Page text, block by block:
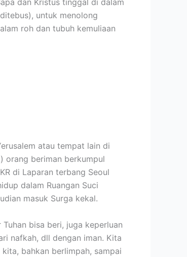
untuk menolong
roh dan tubuh kemuliaan
atau tempat lain di
orang beriman berkumpul
di Laparan terbang Seoul
dalam Ruangan Suci
masuk Surga kekal.
bisa beri, juga keperluan
nafkah, dll dengan iman. Kita
bahkan berlimpah, sampai